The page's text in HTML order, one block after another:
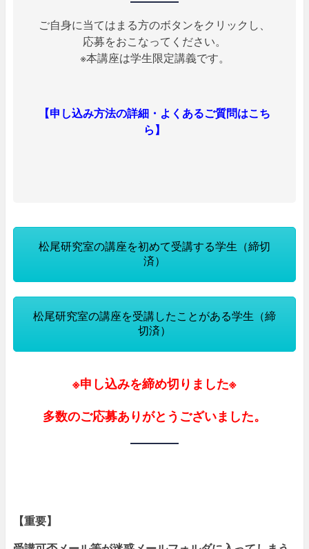
ご自身に当てはまる方のボタンをクリックし、
応募をおこなってください。
※本講座は学生限定講義です。
【申し込み方法の詳細・よくあるご質問はこち
ら 】
松尾研究室の講座を初めて受講する学生（締切
済）
松尾研究室の講座を受講したことがある学生（締
切済）
※申し込みを締め切りました※
多数のご応募ありがとうございました。
【重要】